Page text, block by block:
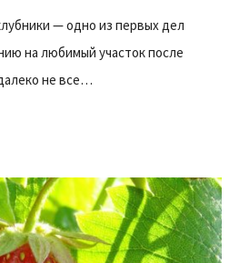
— одно из первых дел
на любимый участок после
не все…